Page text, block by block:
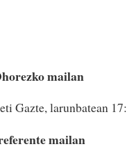
mailan
Gazte, larunbatean
mailan